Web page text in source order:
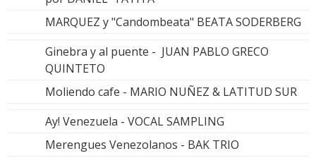
MARQUEZ y "Candombeata" BEATA SODERBERG
Ginebra y al puente - JUAN PABLO GRECO
QUINTETO
Moliendo cafe - MARIO NUÑEZ & LATITUD SUR
Ay! Venezuela - VOCAL SAMPLING
Merengues Venezolanos - BAK TRIO